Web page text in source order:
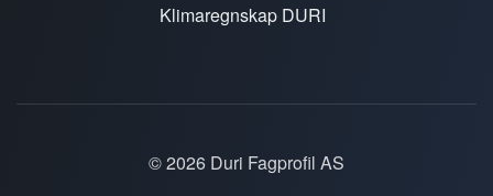
Klimaregnskap DURI
© 2026 Duri Fagprofil AS